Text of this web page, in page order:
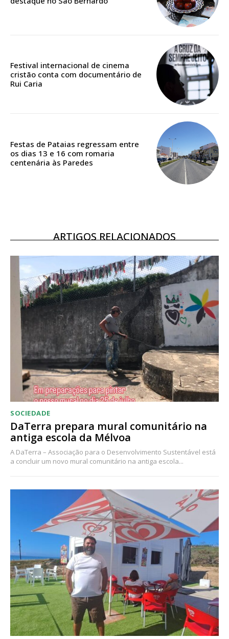
Edição em papel entregue à Quinta-feira em sua
Acesso aos conteúdos Exclusivos para
assinantes
12 meses
Acesso ao conteúdo online
Acesso aos conteúdos Exclusivos para
assinantes
Ofertas para assinatura anual
Escolha o plano
Festival internacional de cinema
cristão conta com documentário de
Rui Caria
Festas de Pataias regressam entre
os dias 13 e 16 com romaria
centenária às Paredes
ARTIGOS RELACIONADOS
SOCIEDADE
DaTerra prepara mural comunitário na
antiga escola da Mélvoa
A DaTerra – Associação para o Desenvolvimento Sustentável está
a concluir um novo mural comunitário na antiga escola...